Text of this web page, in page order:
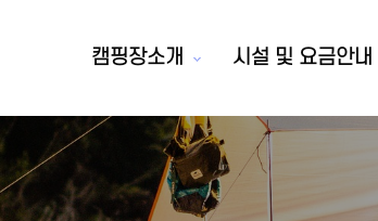
캠핑장소개 시설 및 요금안내